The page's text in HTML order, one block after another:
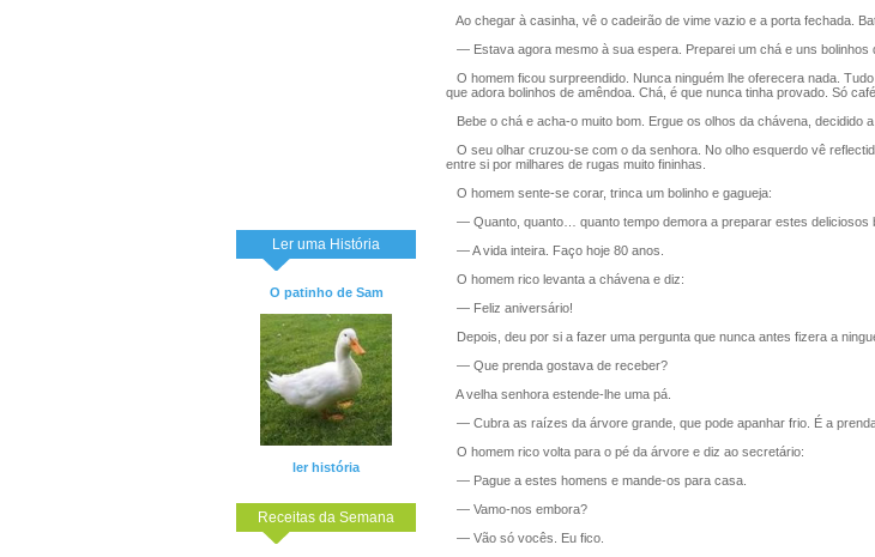
Ler uma História
O patinho de Sam
ler história
Receitas da Semana
Ao chegar à casinha, vê o cadeirão de vime vazio e a porta fechada.
— Estava agora mesmo à sua espera. Preparei um chá e uns bolinhos
O homem ficou surpreendido. Nunca ninguém lhe oferecera nada.
que adora bolinhos de amêndoa. Chá, é que nunca tinha provado. Só
Bebe o chá e acha-o muito bom. Ergue os olhos da chávena, decidido
O seu olhar cruzou-se com o da senhora. No olho esquerdo vê
entre si por milhares de rugas muito fininhas.
O homem sente-se corar, trinca um bolinho e gagueja:
— Quanto, quanto… quanto tempo demora a preparar estes deliciosos
— A vida inteira. Faço hoje 80 anos.
O homem rico levanta a chávena e diz:
— Feliz aniversário!
Depois, deu por si a fazer uma pergunta que nunca antes fizera a
— Que prenda gostava de receber?
A velha senhora estende-lhe uma pá.
— Cubra as raízes da árvore grande, que pode apanhar frio. É a
O homem rico volta para o pé da árvore e diz ao secretário:
— Pague a estes homens e mande-os para casa.
— Vamo-nos embora?
— Vão só vocês. Eu fico.